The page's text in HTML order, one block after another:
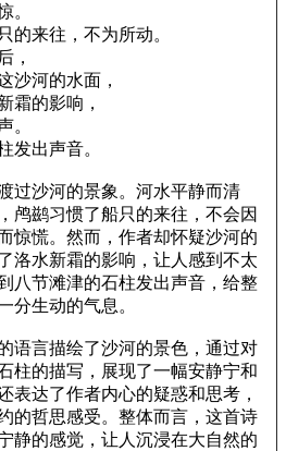
。
的来往，不为所动。
，
沙河的水面，
霜的影响，
。
发出声音。
过沙河的景象。河水平静而清
鸬鹚习惯了船只的来往，不会因
惊慌。然而，作者却怀疑沙河的
洛水新霜的影响，让人感到不太
八节滩津的石柱发出声音，给整
分生动的气息。
语言描绘了沙河的景色，通过对
柱的描写，展现了一幅安静宁和
表达了作者内心的疑惑和思考，
的哲思感受。整体而言，这首诗
静的感觉，让人沉浸在大自然的